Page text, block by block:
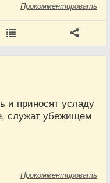
Прокомментировать
и приносят усладу
служат убежищем
Прокомментировать